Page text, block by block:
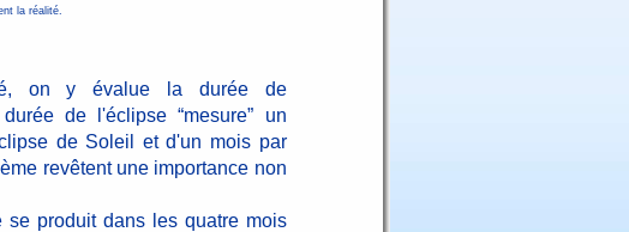
la réalité.
on y évalue la durée de
de l'éclipse “mesure” un
de Soleil et d'un mois par
revêtent une importance non
produit dans les quatre mois